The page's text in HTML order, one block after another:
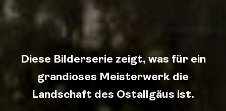
Diese Bilderserie zeigt, was für ein
grandioses Meisterwerk die
Landschaft des Ostallgäus ist.